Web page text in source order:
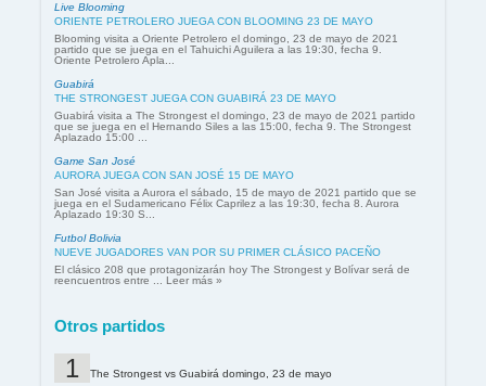
Live Blooming
ORIENTE PETROLERO JUEGA CON BLOOMING 23 DE MAYO
Blooming visita a Oriente Petrolero el domingo, 23 de mayo de 2021
partido que se juega en el Tahuichi Aguilera a las 19:30, fecha 9.
Oriente Petrolero Apla...
Guabirá
THE STRONGEST JUEGA CON GUABIRÁ 23 DE MAYO
Guabirá visita a The Strongest el domingo, 23 de mayo de 2021 partido
que se juega en el Hernando Siles a las 15:00, fecha 9. The Strongest
Aplazado 15:00 ...
Game San José
AURORA JUEGA CON SAN JOSÉ 15 DE MAYO
San José visita a Aurora el sábado, 15 de mayo de 2021 partido que se
juega en el Sudamericano Félix Caprilez a las 19:30, fecha 8. Aurora
Aplazado 19:30 S...
Futbol Bolivia
NUEVE JUGADORES VAN POR SU PRIMER CLÁSICO PACEÑO
El clásico 208 que protagonizarán hoy The Strongest y Bolívar será de
reencuentros entre ... Leer más »
Otros partidos
The Strongest vs Guabirá domingo, 23 de mayo